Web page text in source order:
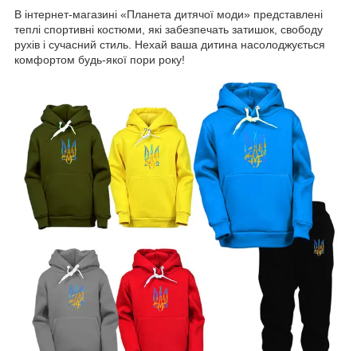
В інтернет-магазині «Планета дитячої моди» представлені
теплі спортивні костюми, які забезпечать затишок, свободу
рухів і сучасний стиль. Нехай ваша дитина насолоджується
комфортом будь-якої пори року!